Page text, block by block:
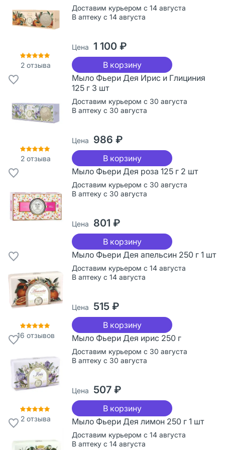
2 отзыва
Доставим курьером с 14 августа
В аптеку с 14 августа
Цена 1 100 ₽
В корзину
2 отзыва
Мыло Фьери Дея Ирис и Глициния
125 г 3 шт
Доставим курьером с 30 августа
В аптеку с 30 августа
Цена 986 ₽
В корзину
Мыло Фьери Дея роза 125 г 2 шт
Доставим курьером с 30 августа
В аптеку с 30 августа
Цена 801 ₽
В корзину
16 отзывов
Мыло Фьери Дея апельсин 250 г 1 шт
Доставим курьером с 14 августа
В аптеку с 14 августа
Цена 515 ₽
В корзину
2 отзыва
Мыло Фьери Дея ирис 250 г
Доставим курьером с 30 августа
В аптеку с 30 августа
Цена 507 ₽
В корзину
Мыло Фьери Дея лимон 250 г 1 шт
Доставим курьером с 14 августа
В аптеку с 14 августа